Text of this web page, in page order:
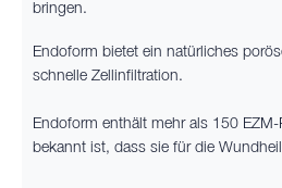
bringen.
Endoform bietet ein natürliches
schnelle Zellinfiltration.
Endoform enthält mehr als 150
bekannt ist, dass sie für die